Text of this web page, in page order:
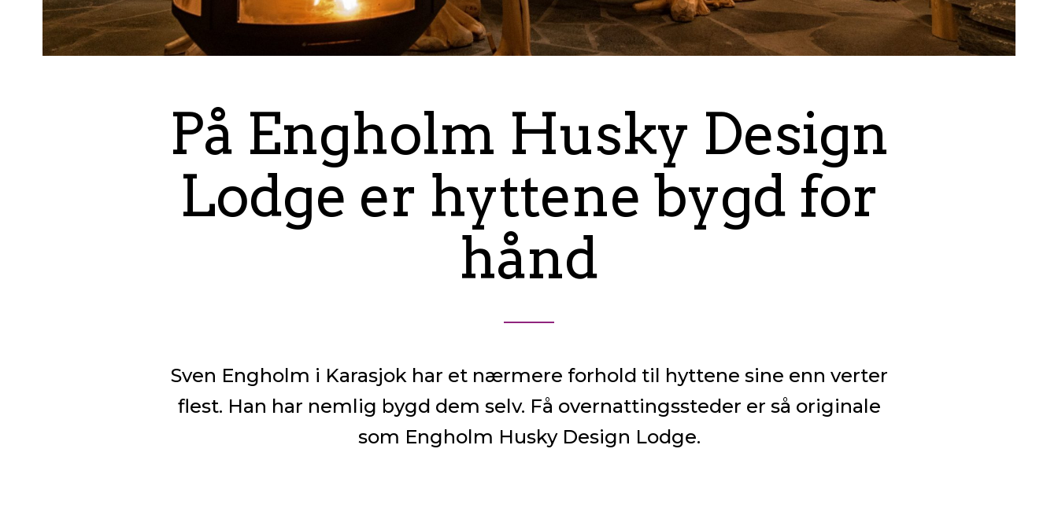
På Engholm Husky Design
Lodge er hyttene bygd for
hånd
Sven Engholm i Karasjok har et nærmere forhold til hyttene sine enn verter
flest. Han har nemlig bygd dem selv. Få overnattingssteder er så originale
som Engholm Husky Design Lodge.